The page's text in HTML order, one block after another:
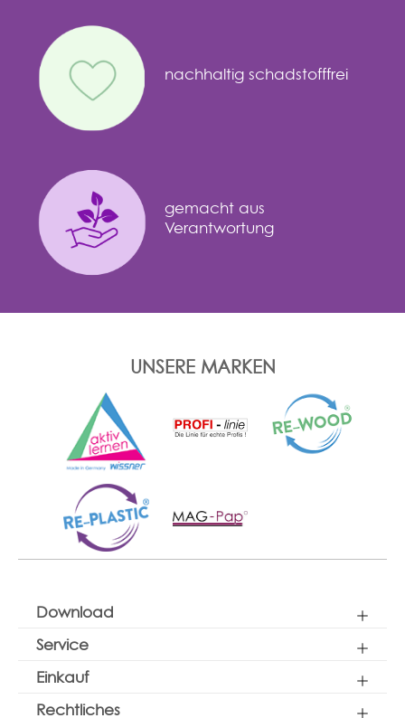
nachhaltig schadstofffrei
gemacht aus
Verantwortung
UNSERE MARKEN
Download
Service
Einkauf
Rechtliches